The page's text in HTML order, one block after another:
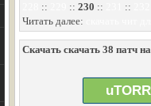
:: :: 230 :: ::
Читать далее:
Скачать скачать 38 патч